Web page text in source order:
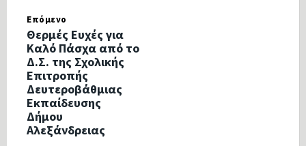
Επόμενο
Θερμές Ευχές για
Καλό Πάσχα από το
Δ.Σ. της Σχολικής
Επιτροπής
Δευτεροβάθμιας
Εκπαίδευσης
Δήμου
Αλεξάνδρειας